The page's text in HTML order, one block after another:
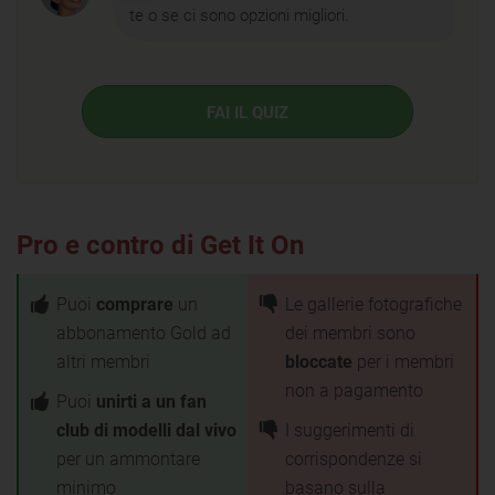
te o se ci sono opzioni migliori.
FAI IL QUIZ
Pro e contro di Get It On
Puoi comprare un
abbonamento Gold ad
altri membri
Puoi unirti a un fan
club di modelli dal vivo
per un ammontare
minimo
Le gallerie fotografiche
dei membri sono
bloccate per i membri
non a pagamento
I suggerimenti di
corrispondenze si
basano sulla